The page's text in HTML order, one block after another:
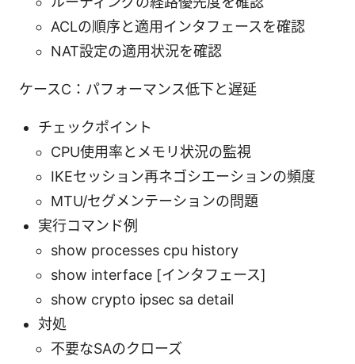
ACLの順序と適用インタフェースを確認
NAT設定の適用状況を確認
ケースC：パフォーマンス低下と遅延
チェックポイント
CPU使用率とメモリ状況の監視
IKEセッション再ネゴシエーションの頻度
MTU/セグメンテーションの問題
実行コマンド例
show processes cpu history
show interface [インタフェース]
show crypto ipsec sa detail
対処
不要なSAのクローズ